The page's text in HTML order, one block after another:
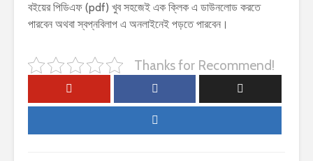
বইয়ের পিডিএফ (pdf) খুব সহজেই এক ক্লিক এ ডাউনলোড করতে
পারবেন অথবা স্বপ্নবিলাপ এ অনলাইনেই পড়তে পারবেন।
Thanks for Recommend!